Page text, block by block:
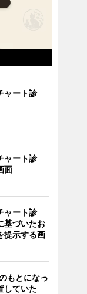
ャート診
ャート診
面
ャート診
基づいたお
提示する画
もとになっ
していた